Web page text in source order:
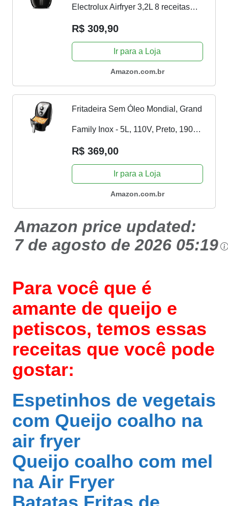
Electrolux Airfryer 3,2L 8 receitas
pré-sugeridas desligamento
automático time sonoro 1400W
EAF10 preta 127v
R$ 309,90
Ir para a Loja
Amazon.com.br
Fritadeira Sem Óleo Mondial, Grand
Family Inox - 5L, 110V, Preto, 1900W
- AFN-50-BI
R$ 369,00
Ir para a Loja
Amazon.com.br
Amazon price updated:
7 de agosto de 2026 05:19
Para você que é
amante de queijo e
petiscos, temos essas
receitas que você pode
gostar:
Espetinhos de vegetais
com Queijo coalho na
air fryer
Queijo coalho com mel
na Air Fryer